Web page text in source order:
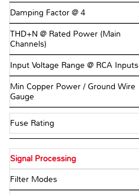
Damping Factor @ 4 Ω
THD+N @ Rated Power (Main
Channels)
Input Voltage Range @ RCA Inputs
Min Copper Power / Ground Wire
Gauge
Fuse Rating
Signal Processing
Filter Modes